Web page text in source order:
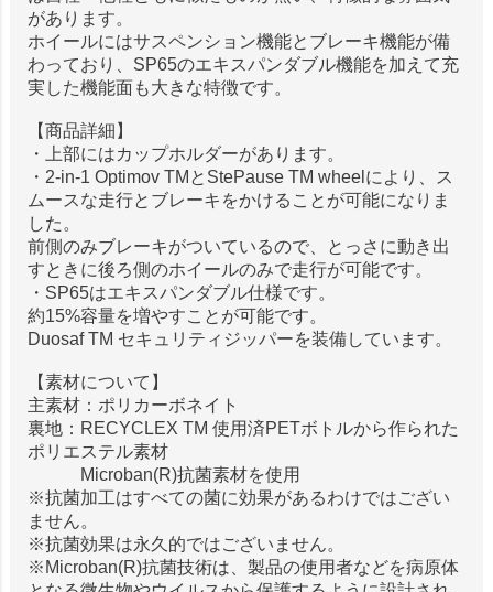
があります。
ホイールにはサスペンション機能とブレーキ機能が備
わっており、SP65のエキスパンダブル機能を加えて充
実した機能面も大きな特徴です。
【商品詳細】
・上部にはカップホルダーがあります。
・2-in-1 Optimov TMとStePause TM wheelにより、ス
ムースな走行とブレーキをかけることが可能になりま
した。
前側のみブレーキがついているので、とっさに動き出
すときに後ろ側のホイールのみで走行が可能です。
・SP65はエキスパンダブル仕様です。
約15%容量を増やすことが可能です。
Duosaf TM セキュリティジッパーを装備しています。
【素材について】
主素材：ポリカーボネイト
裏地：RECYCLEX TM 使用済PETボトルから作られた
ポリエステル素材
Microban(R)抗菌素材を使用
※抗菌加工はすべての菌に効果があるわけではござい
ません。
※抗菌効果は永久的ではございません。
※Microban(R)抗菌技術は、製品の使用者などを病原体